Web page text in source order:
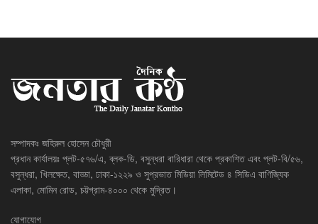
সম্পাদকঃ জহিরুল হোসেন চৌধুরী
প্রধান কার্যালয়ঃ প্লট-৫৭৬/এ, ব্লক-ডি, বসুন্ধরা বারিধারা থেকে প্রকাশিত এবং প্লট-বি/৫৬,
বসুন্ধরা, খিলক্ষেত, বাড্ডা, ঢাকা-১২২৯ ও সুপ্রভাত মিডিয়া লিমিটেড ৪ সিডিএ বাণিজ্যিক
এলাকা, মোমিন রোড, চট্টগ্রাম-৪০০০ থেকে মুদ্রিত।
যোগাযোগ